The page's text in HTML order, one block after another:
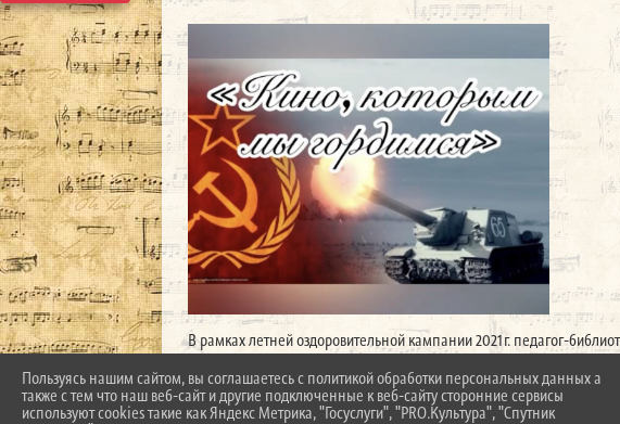
В рамках летней оздоровительной кампании 2021г. педагог-
https://www.instagram.com/tv/CQdjdo7iF1l/
Пользуясь нашим сайтом, вы соглашаетесь с политикой обработки персональных данных а
также с тем что наш веб-сайт и другие подключенные к веб-сайту сторонние сервисы
используют cookies такие как Яндекс Метрика, "Госуслуги", "PRO.Культура", "Спутник